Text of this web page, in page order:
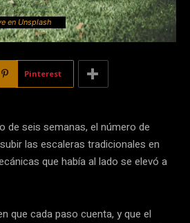
en Unsplash
Pinterest
de seis semanas, el número de
las escaleras tradicionales en
que había al lado se elevó a
que cada paso cuenta, y que el